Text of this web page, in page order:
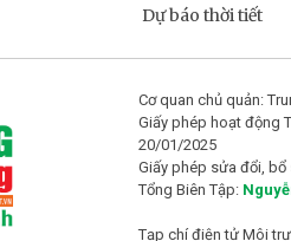
Dự báo thời tiết
Cơ quan chủ quản:
Giấy phép hoạt động
20/01/2025
Giấy phép sửa đổi, bổ
Tổng Biên Tập:
Tạp chí điện tử Môi